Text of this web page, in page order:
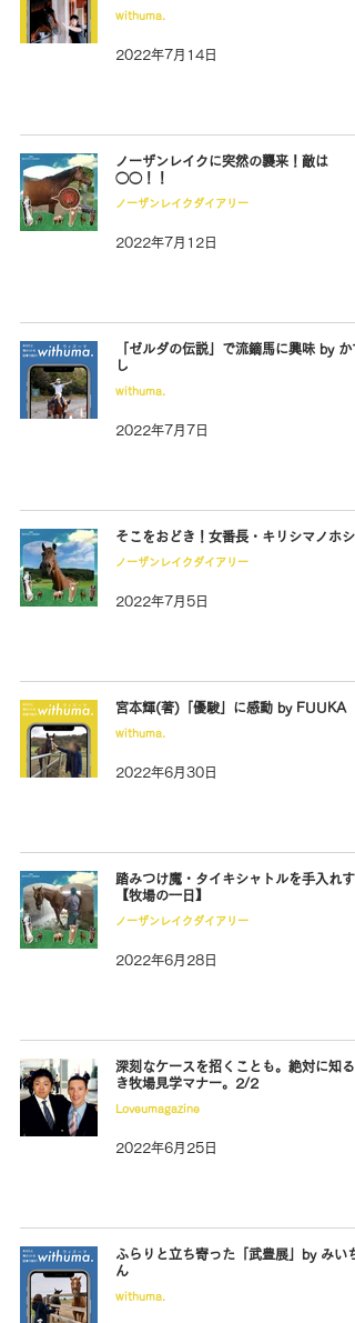
withuma.
2022年7月14日
ノーザンレイクに突然の襲来！敵は
◯◯！！
ノーザンレイクダイアリー
2022年7月12日
「ゼルダの伝説」で流鏑馬に興味 by か
し
withuma.
2022年7月7日
そこをおどき！女番長・キリシマノホシ
ノーザンレイクダイアリー
2022年7月5日
宮本輝(著)「優駿」に感動 by FUUKA
withuma.
2022年6月30日
踏みつけ魔・タイキシャトルを手入れす
【牧場の一日】
ノーザンレイクダイアリー
2022年6月28日
深刻なケースを招くことも。絶対に知る
き牧場見学マナー。2/2
Loveumagazine
2022年6月25日
ふらりと立ち寄った「武豊展」by みい
ん
withuma.